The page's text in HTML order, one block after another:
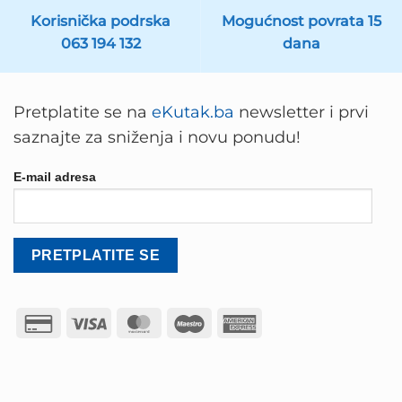
Korisnička podrska
063 194 132
Mogućnost povrata 15
dana
Pretplatite se na eKutak.ba newsletter i prvi
saznajte za sniženja i novu ponudu!
E-mail adresa
Credit
Visa MasterCard
Maestro